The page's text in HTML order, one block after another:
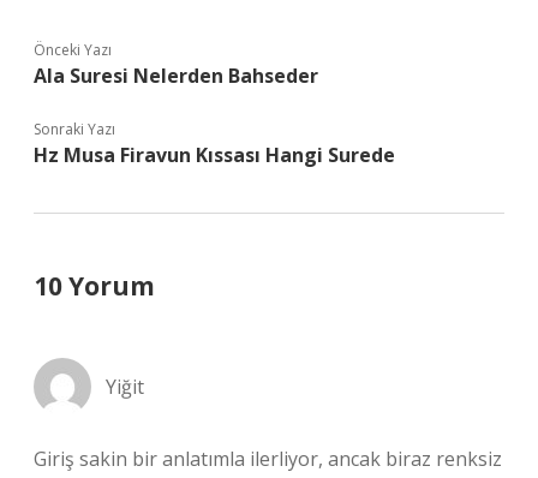
Önceki Yazı
Ala Suresi Nelerden Bahseder
Sonraki Yazı
Hz Musa Firavun Kıssası Hangi Surede
10 Yorum
Yiğit
Giriş sakin bir anlatımla ilerliyor, ancak biraz renksiz